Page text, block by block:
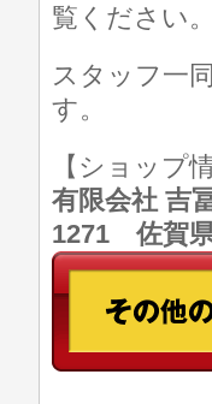
覧ください。
スタッフ一
す。
【ショップ
有限会社 吉
1271 佐賀